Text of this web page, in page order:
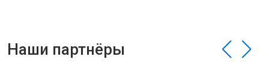
Наши партнёры